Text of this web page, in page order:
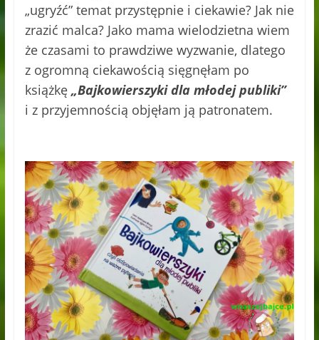
„ugryźć” temat przystępnie i ciekawie? Jak nie
zrazić malca? Jako mama wielodzietna wiem
że czasami to prawdziwe wyzwanie, dlatego
z ogromną ciekawością sięgnęłam po
książkę „Bajkowierszyki dla młodej publiki”
i z przyjemnością objęłam ją patronatem.